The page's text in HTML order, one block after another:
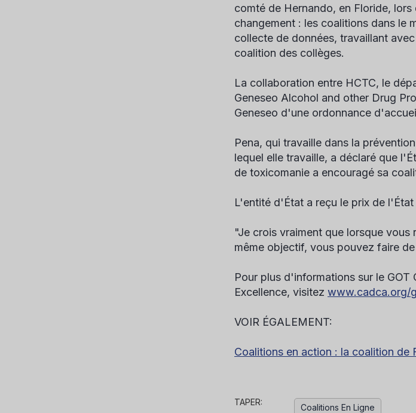
comté de Hernando, en Floride,
changement : les coalitions dans le
collecte de données, travaillant
coalition des collèges.
La collaboration entre HCTC, le
Geneseo Alcohol and other Drug
Geneseo d'une ordonnance
Pena, qui travaille dans la
lequel elle travaille, a déclaré que
de toxicomanie a encouragé sa
L'entité d'État a reçu le prix de
"Je crois vraiment que lorsque
même objectif, vous pouvez faire
Pour plus d'informations sur le
Excellence, visitez www.cadca.org/
VOIR ÉGALEMENT:
Coalitions en action : la coalition de
TAPER:
Coalitions En Ligne